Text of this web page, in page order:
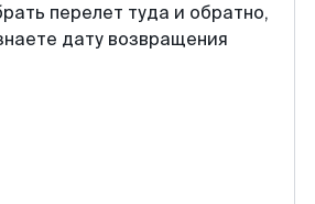
перелет туда и обратно,
дату возвращения